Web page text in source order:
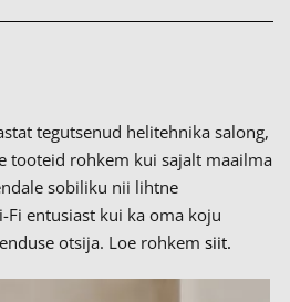
tegutsenud helitehnika salong,
tooteid rohkem kui sajalt maailma
sobiliku nii lihtne
Fi entusiast kui ka oma koju
otsija. Loe rohkem siit.